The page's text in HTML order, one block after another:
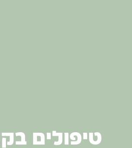
טיפולים